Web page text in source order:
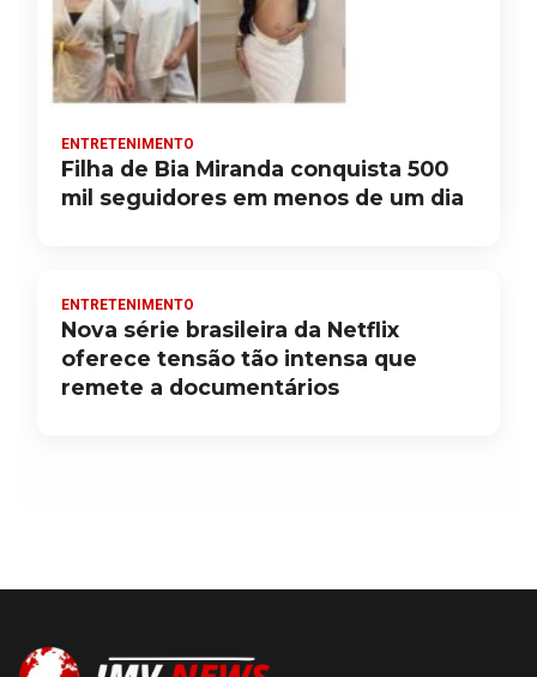
ENTRETENIMENTO
Filha de Bia Miranda conquista 500
mil seguidores em menos de um dia
ENTRETENIMENTO
Nova série brasileira da Netflix
oferece tensão tão intensa que
remete a documentários